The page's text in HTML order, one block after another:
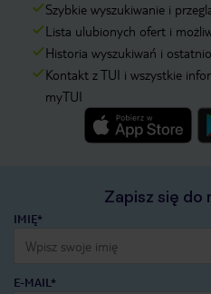
Szybkie wyszukiwanie i
Lista ulubionych ofert i
Historia wyszukiwań i
Kontakt z TUI i wszystkie
myTUI
Zapisz się
IMIĘ*
E-MAIL*